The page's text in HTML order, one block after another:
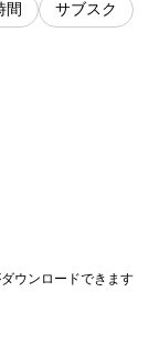
間 サブスク
ウンロードできます